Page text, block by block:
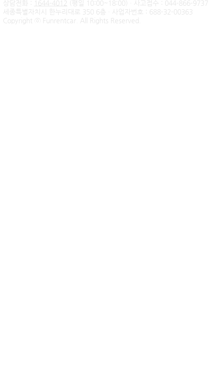
신불자 기아 쏘렌토 하이브리
드 무심사 장기렌트 출고후기
팰리세이드
상담전화 : 1644-4012
(평일 10:00~18:00) · 사고접수 : 044-866-9737
세종특별자치시 한누리대로 350 6층 · 사업자번호 : 688-32-00363
Copyright ⓒ Funrentcar. All Rights Reserved.